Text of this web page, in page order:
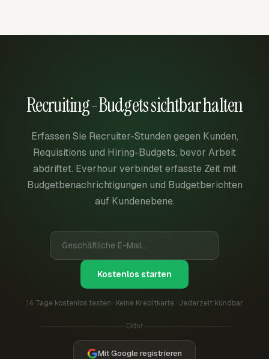
Recruiting-Budgets sichtbar halten
Erfassen Sie Recruiter-Stunden gegen Kunden,
Requisitions und Hiring-Budgets, bevor Arbeit
abdriftet. Everhour verbindet erfasste Zeit mit
Budgetbenachrichtigungen und Budgetberichten
auf Kundenebene.
Kostenlos starten
14 Tage kostenlos testen · Keine Kreditkarte · Jederzeit kündbar
Oder
Mit Google registrieren